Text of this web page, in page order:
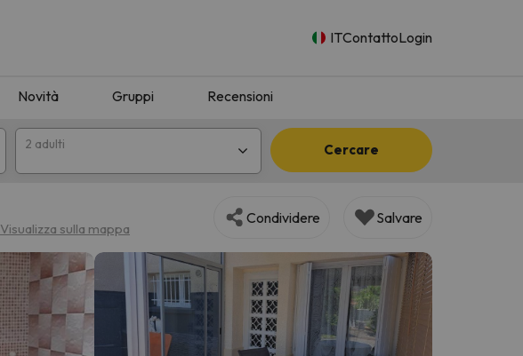
ITContattoLogin
Novità Gruppi Recensioni
2 adulti Cercare
Visualizza sulla mappa
Condividere Salvare